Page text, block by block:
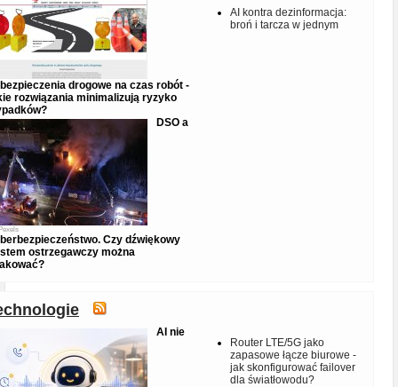
drogowe na czas robót -
rozwiązania minimalizują ryzyko
DSO a
Czy dźwiękowy
ostrzegawczy można
AI kontra dezinformacja:
broń i tarcza w jednym
AI nie
Router LTE/5G jako
zapasowe łącze biurowe -
jak skonfigurować failover
dla światłowodu?